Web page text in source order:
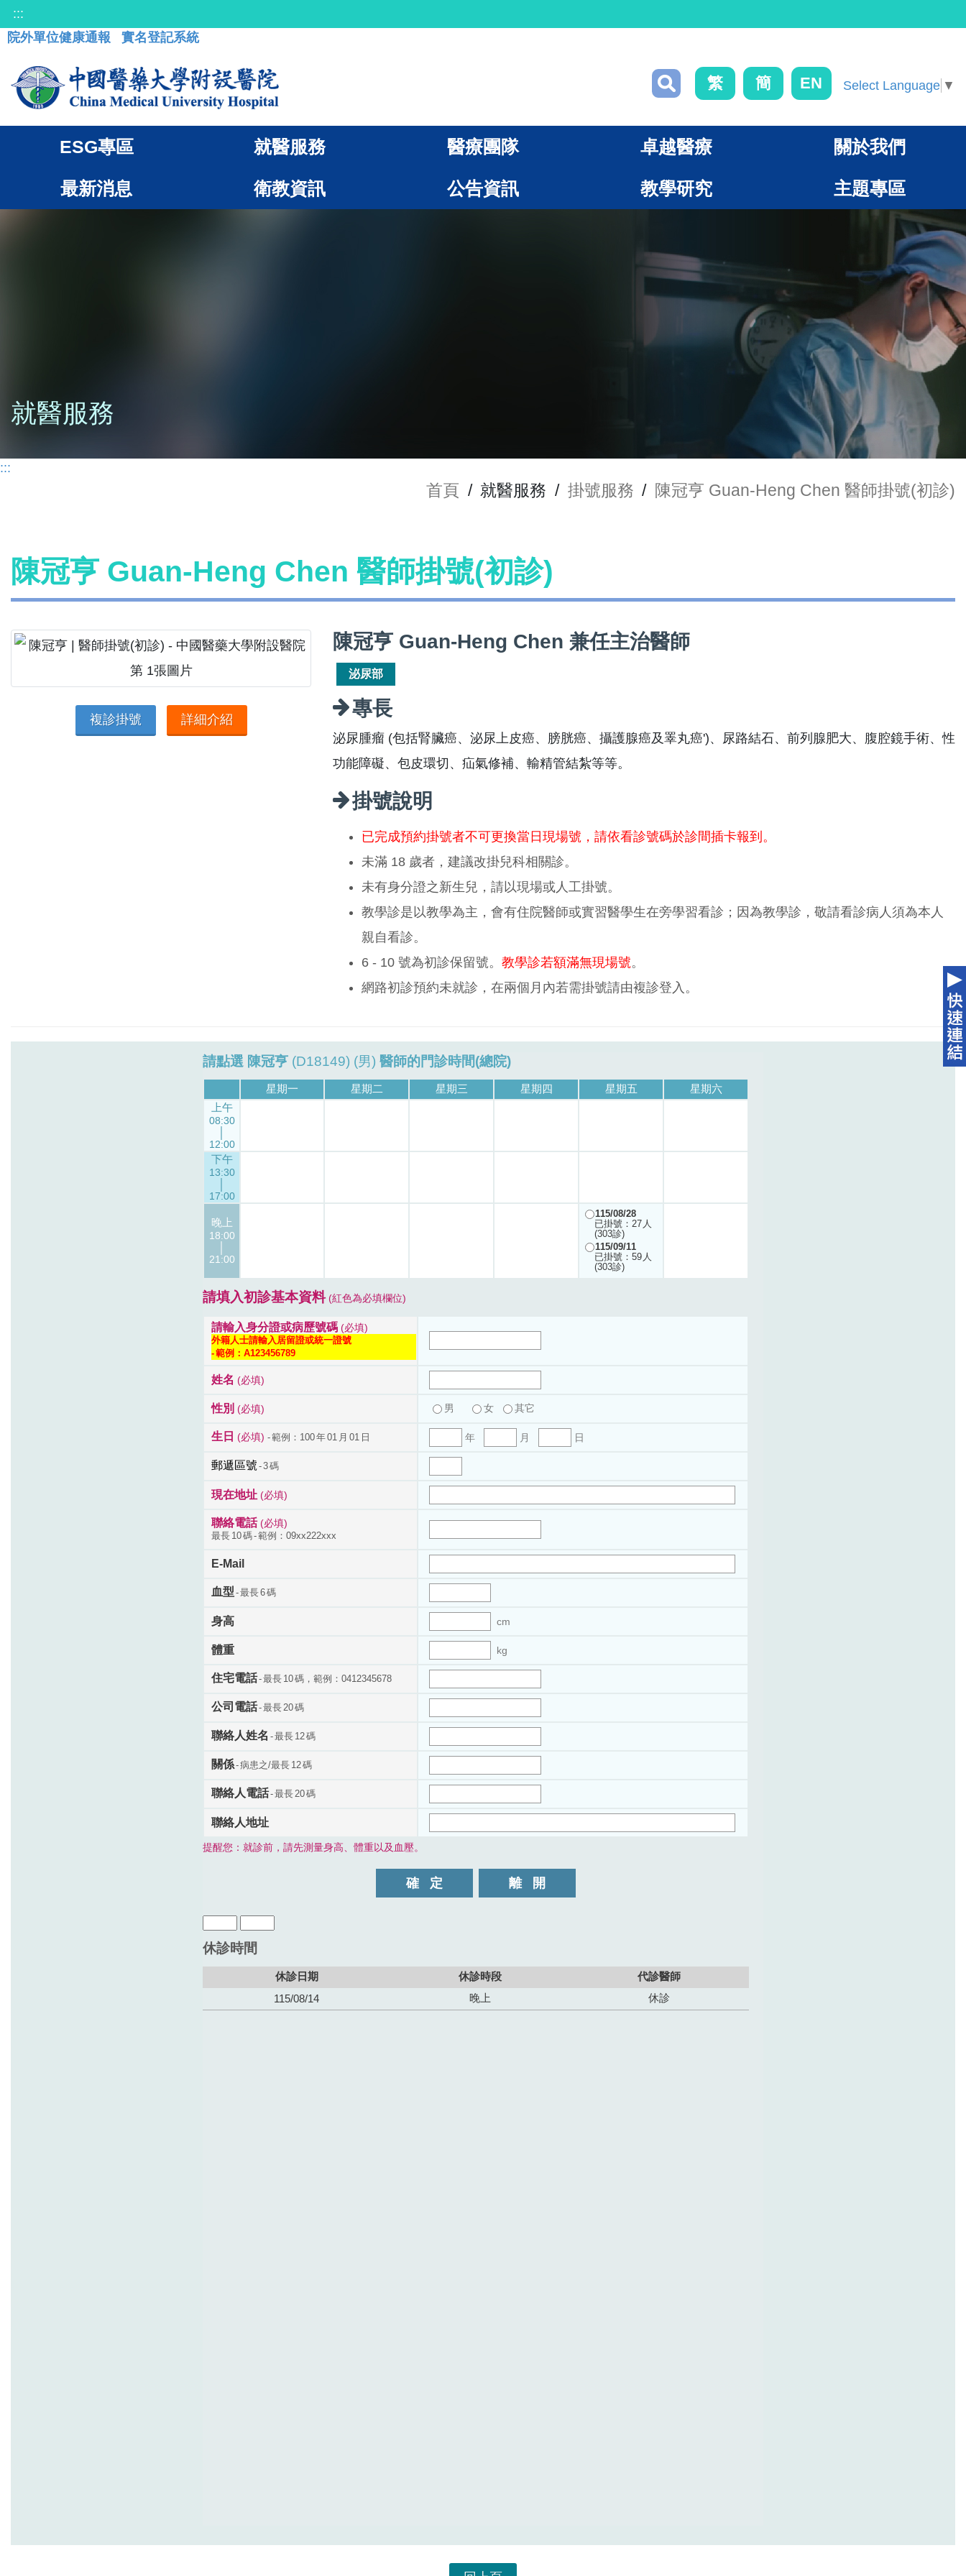
:::
院外單位健康通報
實名登記系統
繁 簡 EN Select Language ▼
ESG專區 就醫服務 醫療團隊 卓越醫療 關於我們
最新消息 衛教資訊 公告資訊 教學研究 主題專區
就醫服務
:::
首頁 / 就醫服務 / 掛號服務 / 陳冠亨 Guan-Heng Chen 醫師掛號(初診)
陳冠亨 Guan-Heng Chen 醫師掛號(初診)
複診掛號 詳細介紹
陳冠亨 Guan-Heng Chen 兼任主治醫師
泌尿部
專長
泌尿腫瘤 (包括腎臟癌、泌尿上皮癌、膀胱癌、攝護腺癌及睪丸癌')、尿路結石、前列腺肥大、腹腔鏡手術、性
功能障礙、包皮環切、疝氣修補、輸精管結紮等等。
掛號說明
已完成預約掛號者不可更換當日現場號，請依看診號碼於診間插卡報到。
未滿 18 歲者，建議改掛兒科相關診。
未有身分證之新生兒，請以現場或人工掛號。
教學診是以教學為主，會有住院醫師或實習醫學生在旁學習看診；因為教學診，敬請看診病人須為本人
親自看診。
6 - 10 號為初診保留號。 教學診若額滿無現場號。
網路初診預約未就診，在兩個月內若需掛號請由複診登入。